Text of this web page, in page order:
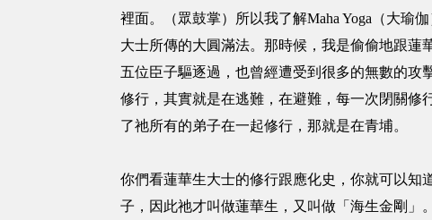
裡面。（眾鼓掌）所以我了解Maha Yoga（大瑜
大士所傳的大圓滿法。那時候，我是偷偷地跟
五位臣子驅逐過，也曾經遭受到很多的無數的攻
修行，其實就是在逃難，在避難，每一次閉關
了祂所有的弟子在一起修行，那就是在青埔。
你們看蓮華生大士的修行跟應化史，你就可以
子，因此祂才叫做蓮華生，又叫做「海生金剛